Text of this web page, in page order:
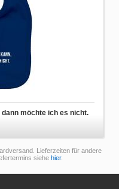
möchte ich es nicht.
Lieferzeiten für andere
siehe hier.